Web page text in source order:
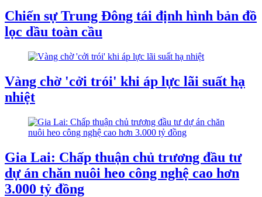
Chiến sự Trung Đông tái định hình bản đồ
lọc dầu toàn cầu
Vàng chờ 'cởi trói' khi áp lực lãi suất hạ
nhiệt
Gia Lai: Chấp thuận chủ trương đầu tư
dự án chăn nuôi heo công nghệ cao hơn
3.000 tỷ đồng